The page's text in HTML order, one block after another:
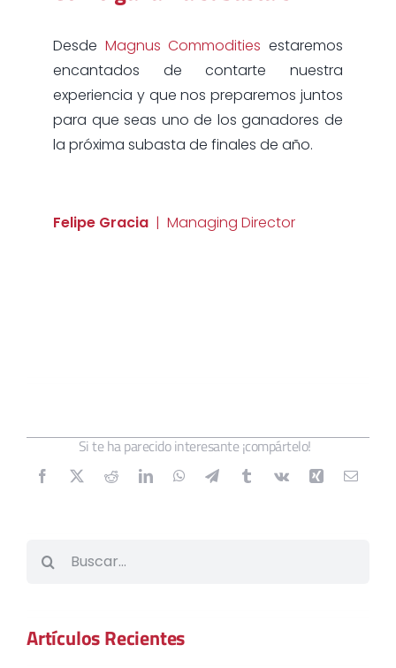
Desde Magnus Commodities estaremos
encantados de contarte nuestra
experiencia y que nos preparemos juntos
para que seas uno de los ganadores de
la próxima subasta de finales de año.
Felipe Gracia | Managing Director
Si te ha parecido interesante ¡compártelo!
Artículos Recientes